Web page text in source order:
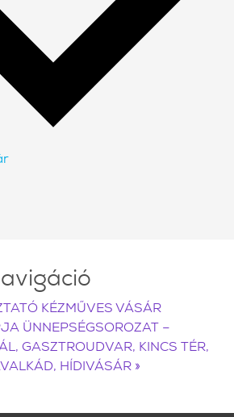
KÉZMŰVES VÁSÁR
ÜNNEPSÉGSOROZAT –
GASZTROUDVAR, KINCS TÉR,
HÍDIVÁSÁR »